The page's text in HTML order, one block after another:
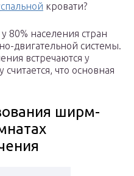
кровати?
80% населения стран
двигательной системы.
встречаются у
что основная
ширм-